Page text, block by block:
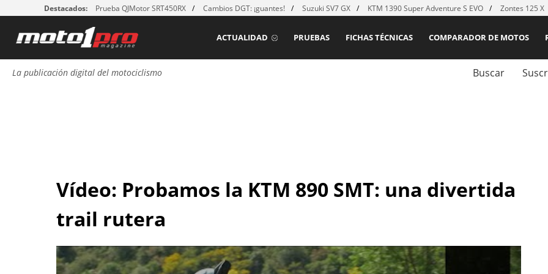
Destacados: Prueba QJMotor SRT450RX Cambios DGT: ¡guantes! Suzuki SV7 GX KTM 1390 Super Adventure S EVO Zontes 125 X
COMPARADOR DE MOTOS
FICHAS TÉCNICAS
PRUEBAS
ACTUALIDAD
La publicación digital del motociclismo Buscar
Vídeo: Probamos la KTM 890 SMT: una divertida
trail rutera